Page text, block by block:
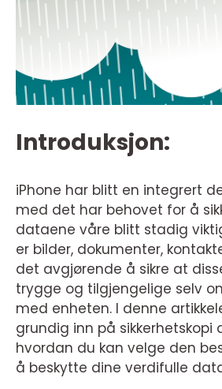
Introduksjon:
iPhone har blitt en integrert
med det har behovet for å
dataene våre blitt stadig
er bilder, dokumenter,
det avgjørende å sikre at
trygge og tilgjengelige selv
med enheten. I denne
grundig inn på sikkerhetskopi
hvordan du kan velge den
å beskytte dine verdifulle